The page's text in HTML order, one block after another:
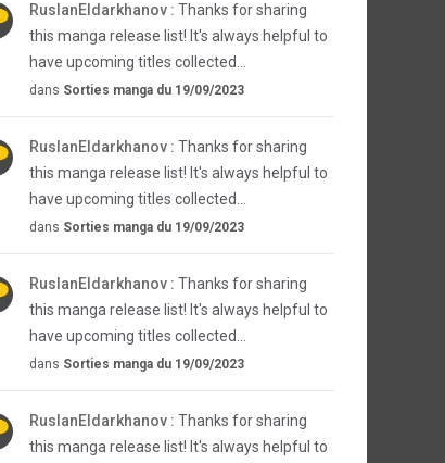
RuslanEldarkhanov : Thanks for sharing
this manga release list! It's always helpful to
have upcoming titles collected...
dans Sorties manga du 19/09/2023
RuslanEldarkhanov : Thanks for sharing
this manga release list! It's always helpful to
have upcoming titles collected...
dans Sorties manga du 19/09/2023
RuslanEldarkhanov : Thanks for sharing
this manga release list! It's always helpful to
have upcoming titles collected...
dans Sorties manga du 19/09/2023
RuslanEldarkhanov : Thanks for sharing
this manga release list! It's always helpful to